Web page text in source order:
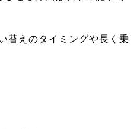
替えのタイミングや長く乗